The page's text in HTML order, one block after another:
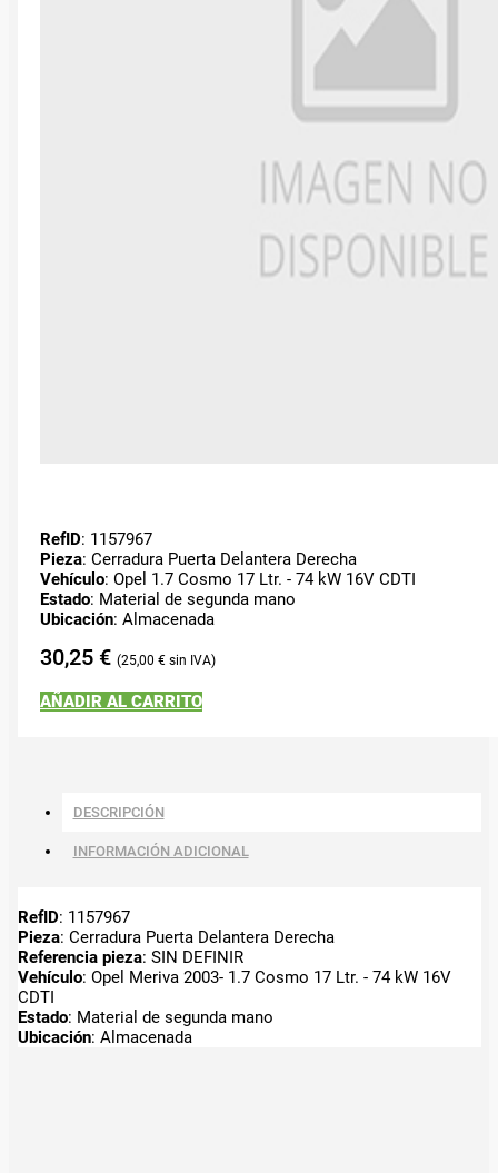
RefID: 1157967
Pieza: Cerradura Puerta Delantera Derecha
Vehículo: Opel 1.7 Cosmo 17 Ltr. - 74 kW 16V CDTI
Estado: Material de segunda mano
Ubicación: Almacenada
30,25 € 25,00 €
AÑADIR AL CARRITO
DESCRIPCIÓN
INFORMACIÓN ADICIONAL
RefID: 1157967
Pieza: Cerradura Puerta Delantera Derecha
Referencia pieza: SIN DEFINIR
Vehículo: Opel Meriva 2003- 1.7 Cosmo 17 Ltr. - 74 kW 16V
CDTI
Estado: Material de segunda mano
Ubicación: Almacenada